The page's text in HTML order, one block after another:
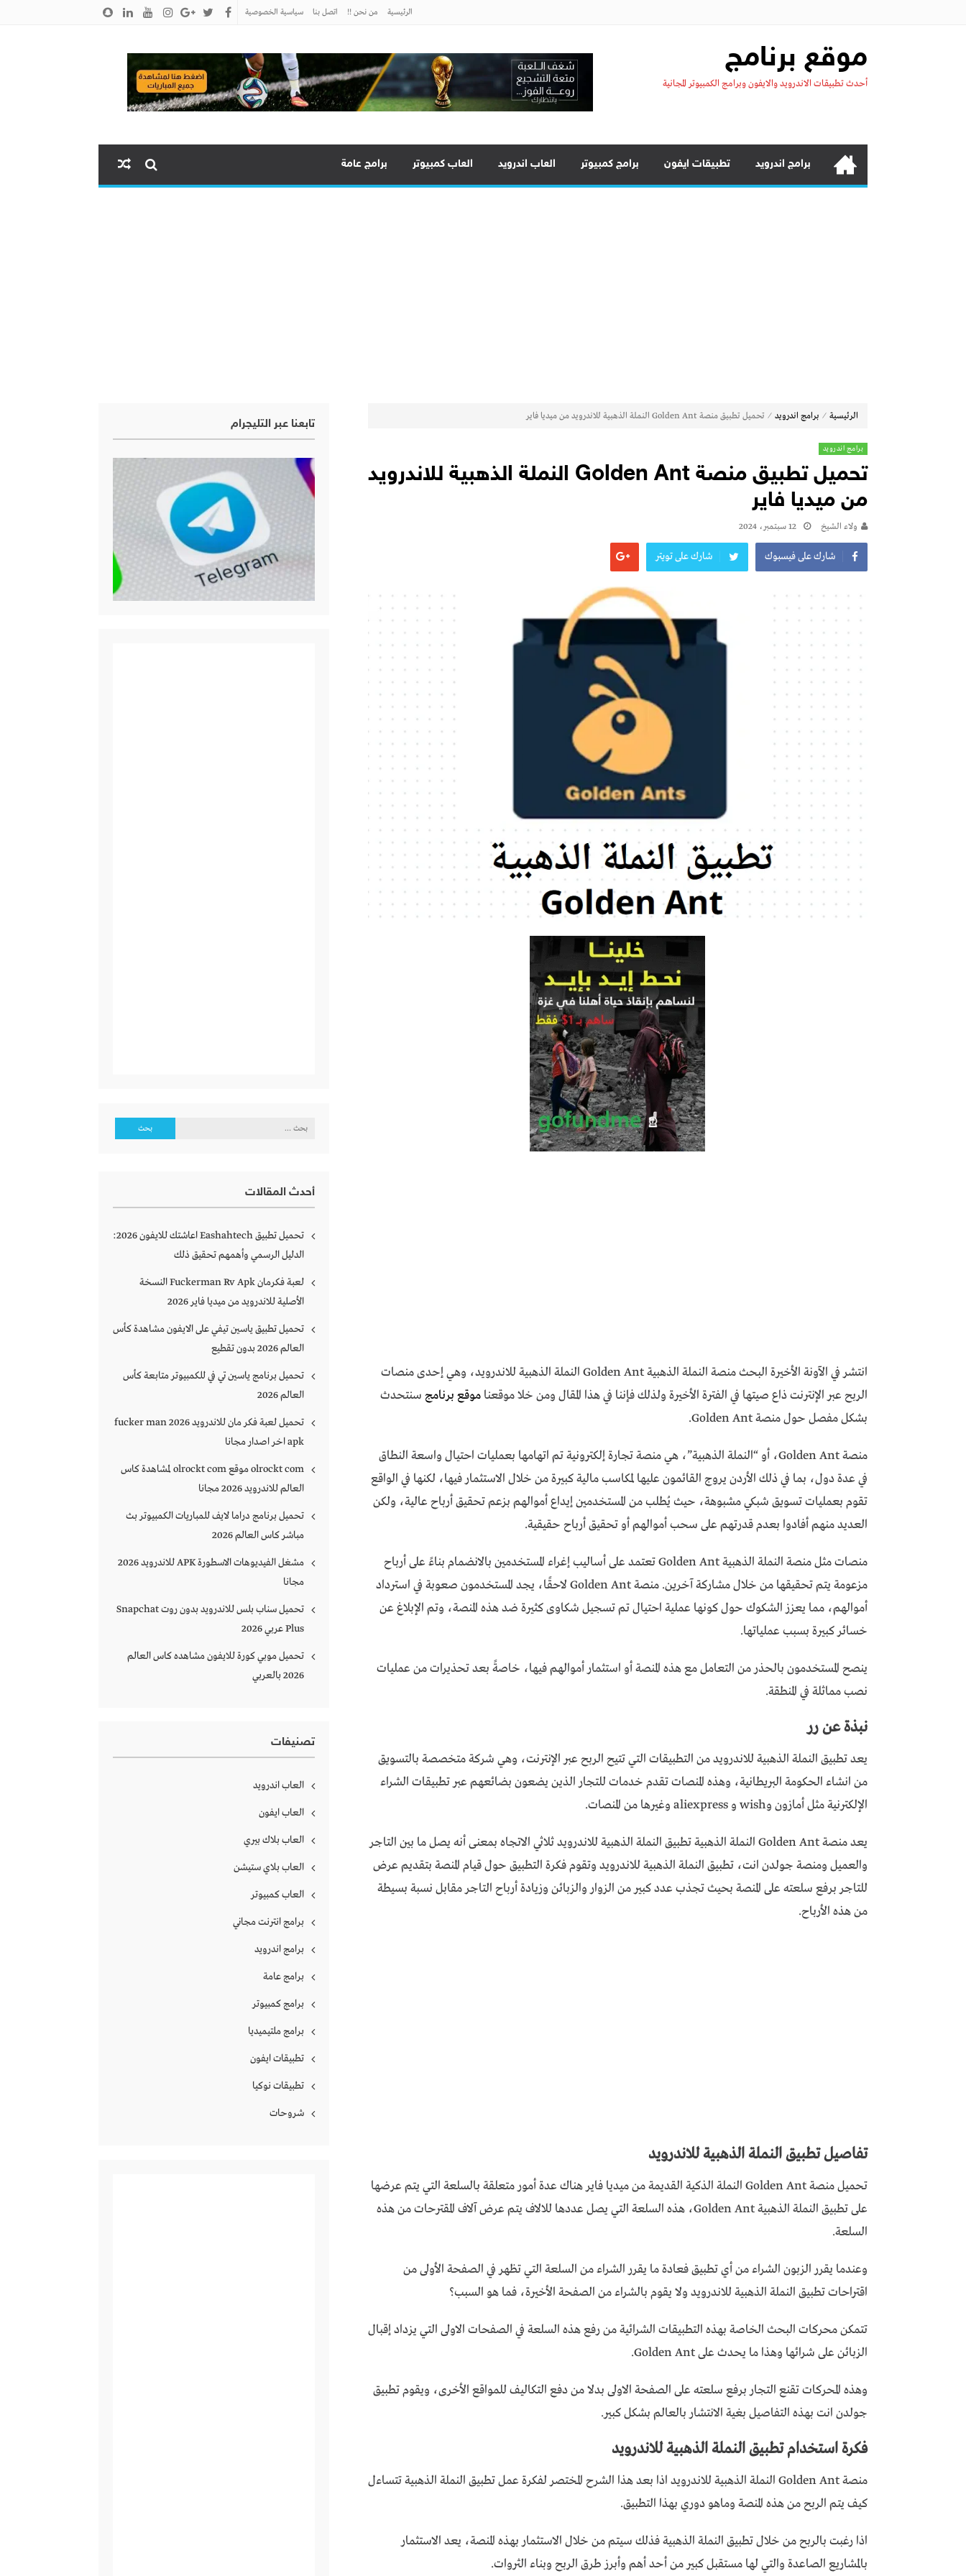
الرئيسية من نحن !! اتصل بنا سياسية الخصوصية
موقع برنامج
أحدث تطبيقات الاندرويد والايفون وبرامج الكمبيوتر المجانية
برامج اندرويد تطبيقات ايفون برامج كمبيوتر العاب اندرويد العاب كمبيوتر برامج عامة
الرئيسية ⁄ برامج اندرويد ⁄ تحميل تطبيق منصة Golden Ant النملة الذهبية للاندرويد من ميديا فاير
برامج اندرويد
تحميل تطبيق منصة Golden Ant النملة الذهبية للاندرويد
من ميديا فاير
ولاء الشيخ 12 سبتمبر، 2024
شارك على فيسبوك شارك على تويتر
انتشر في الآونة الأخيرة البحثمنصة النملة الذهبية
Golden Ant النملة الذهبية للاندرويد، وهي إحدى منصات
الربح عبر الإنترنت ذاع صيتها في الفترة الأخيرة ولذلك فإننا في هذا المقال ومن خلا موقعنا موقع برنامج سنتحدث
بشكل مفصل حول منصة Golden Ant.
منصة Golden Ant، أو “النملة الذهبية”، هي منصة تجارة إلكترونية تم اتهامها بعمليات احتيال واسعة النطاق
في عدة دول، بما في ذلك الأردن يروج القائمون عليها لمكاسب مالية كبيرة من خلال الاستثمار فيها، لكنها في الواقع
تقوم بعمليات تسويق شبكي مشبوهة، حيث يُطلب من المستخدمين إيداع أموالهم بزعم تحقيق أرباح عالية، ولكن
العديد منهم أفادوا بعدم قدرتهم على سحب أموالهم أو تحقيق أرباح حقيقية.
منصات مثلمنصة النملة الذهبية
Golden Ant تعتمد على أساليب إغراء المستخدمين بالانضمام بناءً على أرباح
مزعومة يتم تحقيقها من خلال مشاركة آخرين. منصة Golden Ant لاحقًا، يجد المستخدمون صعوبة في استرداد
أموالهم، مما يعزز الشكوك حول كونها عملية احتيال تم تسجيل شكاوى كثيرة ضد هذه المنصة، وتم الإبلاغ عن
خسائر كبيرة بسبب عملياتها.
ينصح المستخدمون بالحذر من التعامل مع هذه المنصة أو استثمار أموالهم فيها، خاصةً بعد تحذيرات من عمليات
نصب مماثلة في المنطقة.
نبذة عن رر
يعد تطبيق النملة الذهبية للاندرويد من التطبيقات التي تتيح الربح عبر الإنترنت، وهي شركة متخصصة بالتسويق
من انشاء الحكومة البريطانية، وهذه المنصات تقدم خدمات للتجار الذين يضعون بضائعهم عبر تطبيقات الشراء
الإلكترنية مثل أمازون وwish و aliexpress وغيرها من المنصات.
يعد منصة Golden Ant النملة الذهبية تطبيق النملة الذهبية للاندرويد ثلاثي الاتجاه بمعنى أنه يصل ما بين التاجر
والعميل ومنصة جولدن انت، تطبيق النملة الذهبية للاندرويد وتقوم فكرة التطبيق حول قيام المنصة بتقديم عرض
للتاجر برفع سلعته على المنصة بحيث تجذب عدد كبير من الزوار والزبائن وزيادة أرباح التاجر مقابل نسبة بسيطة
من هذه الأرباح.
تفاصيل تطبيق النملة الذهبية للاندرويد
تحميل منصة Golden Ant النملة الذكية القديمة من ميديا فاير
هناك عدة أمور متعلقة بالسلعة التي يتم عرضها
على تطبيق النملة الذهبية Golden Ant، هذه السلعة التي يصل عددها للالاف يتم عرض آلاف المقترحات من هذه
السلعة.
وعندما يقرر الزبون الشراء من أي تطبيق فعادة ما يقرر الشراء من السلعة التي تظهر في الصفحة الأولى من
اقتراحات تطبيق النملة الذهبية للاندرويد ولا يقوم بالشراء من الصفحة الأخيرة، فما هو السبب؟
تتمكن محركات البحث الخاصة بهذه التطبيقات الشرائية من رفع هذه السلعة في الصفحات الاولى التي يزداد إقبال
الزبائن على شرائها وهذا ما يحدث على Golden Ant.
وهذه المحركات تقنع التجار برفع سلعته على الصفحة الاولى بدلا من دفع التكاليف للمواقع الأخرى، ويقوم تطبيق
جولدن انت بهذه التفاصيل بغية الانتشار بالعالم بشكل كبير.
فكرة استخدام تطبيق النملة الذهبية للاندرويد
منصة Golden Ant النملة الذهبية للاندرويد اذا بعد هذا الشرح المختصر لفكرة عمل تطبيق النملة الذهبية تتساءل
كيف يتم الربح من هذه المنصة وماهو دوري بهذا التطبيق.
اذا رغبت بالربح من خلال تطبيق النملة الذهبية فذلك سيتم من خلال الاستثمار بهذه المنصة، يعد الاستثمار
بالمشاريع الصاعدة والتي لها مستقبل كبير من أحد أهم وأبرز طرق الربح وبناء الثروات.
تابعنا عبر التليجرام
البحث
أحدث المقالات
تحميل تطبيق Eashahtech اعاشتك للايفون 2026:
الدليل الرسمي وأهمهم تحقيق ذلك
لعبة فكرمان Fuckerman Rv Apk النسخة
الأصلية للاندرويد من ميديا فاير 2026
تحميل تطبيق ياسين تيفي على الايفون مشاهدة كأس
العالم 2026 بدون تقطيع
تحميل برنامج ياسين تي في للكمبيوتر متابعة كأس
العالم 2026
تحميل لعبة فكر مان للاندرويد 2026 fucker man
apk اخر اصدار مجانا
olrockt com موقع olrockt com لمشاهدة كاس
العالم للاندرويد 2026 مجانا
تحميل برنامج دراما لايف للمباريات الكمبيوتر بث
مباشر كاس العالم 2026
مشغل الفيديوهات الاسطورة APK للاندرويد 2026
مجانا
تحميل سناب بلس للاندرويد بدون روت Snapchat
Plus‏ عربي 2026
تحميل موبي كورة للايفون مشاهده كاس العالم
2026 بالعربي
تصنيفات
العاب اندرويد
العاب ايفون
العاب بلاك بيري
العاب بلاي ستيشن
العاب كمبيوتر
برامج انترنت مجاني
برامج اندرويد
برامج عامة
برامج كمبيوتر
برامج ملتيميديا
تطبيقات ايفون
تطبيقات نوكيا
شروحات